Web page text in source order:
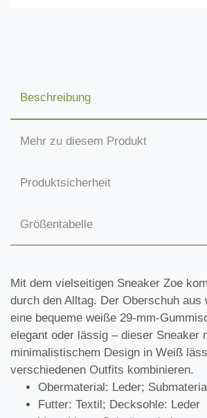
Beschreibung
Mehr zu diesem Produkt
Produktsicherheit
Größentabelle
Mit dem vielseitigen Sneaker Zoe
durch den Alltag. Der Oberschuh aus
eine bequeme weiße 29-mm-
elegant oder lässig – dieser Sneaker
minimalistischem Design in Weiß
verschiedenen Outfits kombinieren.
Obermaterial: Leder;
Futter: Textil; Decksohle: Leder